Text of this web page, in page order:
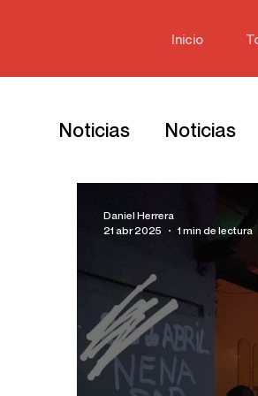
Inicio
Noticias Noticias
Daniel Herrera
21 abr 2025
1 min de lectura